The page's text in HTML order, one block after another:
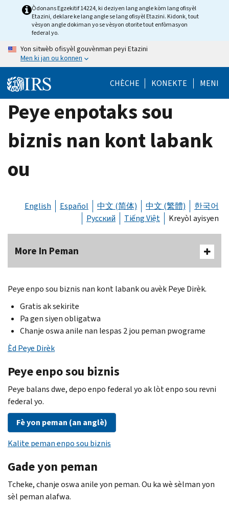
Òdonans Egzekitif 14224, ki deziyen lang angle kòm lang ofisyèl
Etazini, deklare ke lang angle se lang ofisyèl Etazini. Kidonk, tout
vèsyon angle dokiman yo se vèsyon otorite tout enfòmasyon
federal yo.
Yon sitwèb ofisyèl gouvènman peyi Etazini
Men ki jan ou konnen
CHÈCHE KONEKTE MENI
Peye enpotaks sou
biznis nan kont labank
ou
English Español 中文 (简体) 中文 (繁體)
한국어
Русский
Tiếng Việt Kreyòl ayisyen
More In Peman
Peye enpo sou biznis nan kont labank ou avèk Peye Dirèk.
Gratis ak sekirite
Pa gen siyen obligatwa
Chanje oswa anile nan lespas 2 jou peman pwograme
Èd Peye Dirèk
Peye enpo sou biznis
Peye balans dwe, depo enpo federal yo ak lòt enpo sou revni
federal yo.
Fè yon peman (an anglè)
Kalite peman enpo sou biznis
Gade yon peman
Tcheke, chanje oswa anile yon peman. Ou ka wè sèlman yon
sèl peman alafwa.